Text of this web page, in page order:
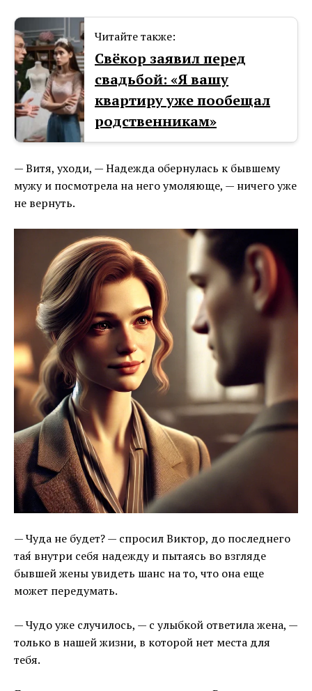
Читайте также:
Cвёкор заявил перед
свадьбой: «Я вашу
квартиру уже пообещал
родственникам»
— Витя, уходи, — Надежда обернулась к бывшему
мужу и посмотрела на него умоляюще, — ничего уже
не вернуть.
— Чуда не будет? — спросил Виктор, до последнего
тая́ внутри себя надежду и пытаясь во взгляде
бывшей жены увидеть шанс на то, что она еще
может передумать.
— Чудо уже случилось, — с улыбкой ответила жена, —
только в нашей жизни, в которой нет места для
тебя.